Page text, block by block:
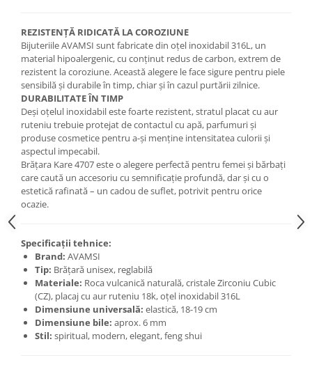
REZISTENȚĂ RIDICATĂ LA COROZIUNE
Bijuteriile AVAMSI sunt fabricate din oțel inoxidabil 316L, un
material hipoalergenic, cu conținut redus de carbon, extrem de
rezistent la coroziune. Această alegere le face sigure pentru piele
sensibilă și durabile în timp, chiar și în cazul purtării zilnice.
DURABILITATE ÎN TIMP
Deși oțelul inoxidabil este foarte rezistent, stratul placat cu aur
ruteniu trebuie protejat de contactul cu apă, parfumuri și
produse cosmetice pentru a-și menține intensitatea culorii și
aspectul impecabil.
Brățara Kare 4707 este o alegere perfectă pentru femei și bărbați
care caută un accesoriu cu semnificație profundă, dar și cu o
estetică rafinată – un cadou de suflet, potrivit pentru orice
ocazie.
Specificații tehnice:
Brand: AVAMSI
Tip: Brățară unisex, reglabilă
Materiale: Roca vulcanică naturală, cristale Zirconiu Cubic
(CZ), placaj cu aur ruteniu 18k, oțel inoxidabil 316L
Dimensiune universală: elastică, 18-19 cm
Dimensiune bile: aprox. 6 mm
Stil: spiritual, modern, elegant, feng shui